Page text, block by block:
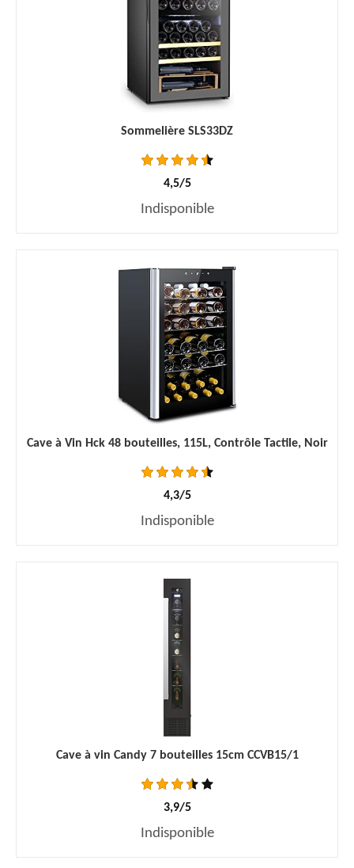
Sommelière SLS33DZ
4,5/5
Indisponible
Cave à Vin Hck 48 bouteilles, 115L, Contrôle Tactile, Noir
4,3/5
Indisponible
Cave à vin Candy 7 bouteilles 15cm CCVB15/1
3,9/5
Indisponible